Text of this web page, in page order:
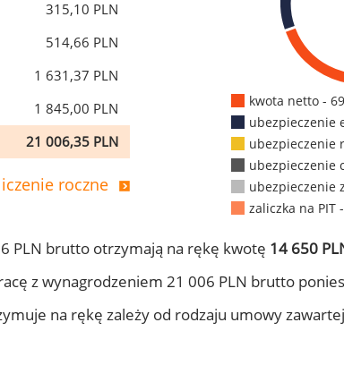
315,10 PLN
514,66 PLN
1 631,37 PLN
1 845,00 PLN
21 006,35 PLN
roczne
kwota netto -
ubezpieczenie
ubezpieczenie
ubezpieczenie
ubezpieczenie
zaliczka na PIT
PLN brutto otrzymają na rękę kwotę 14 650
z wynagrodzeniem 21 006 PLN brutto
na rękę zależy od rodzaju umowy